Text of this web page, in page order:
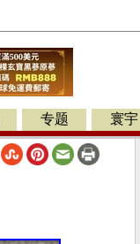
专题 寰宇